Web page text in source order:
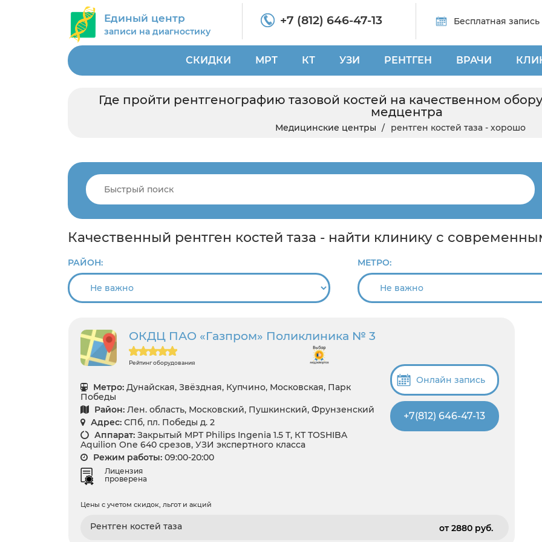
Единый центр
записи на диагностику
+7 (812) 646-47-13 Бесплатная запись
СКИДКИ МРТ КТ УЗИ РЕНТГЕН ВРАЧИ
Где пройти рентгенографию тазовой костей на качественном
медцентра
Медицинские центры рентген костей таза - хорошо
Качественный рентген костей таза - найти клинику с
РАЙОН: МЕТРО:
ОКДЦ ПАО «Газпром» Поликлиника № 3
Рейтинг оборудования
Метро: Дунайская, Звёздная, Купчино, Московская, Парк
Победы
Район: Лен. область, Московский, Пушкинский, Фрунзенский
Адрес: СПб, пл. Победы д. 2
Аппарат: Закрытый МРТ Philips Ingenia 1.5 Т, КТ TOSHIBA
Aquilion One 640 срезов, УЗИ экспертного класса
Режим работы: 09:00-20:00
Лицензия
проверена
Онлайн запись
+7(812) 646-47-13
Цены с учетом скидок, льгот и акций
Рентген костей таза от 2880 pуб.